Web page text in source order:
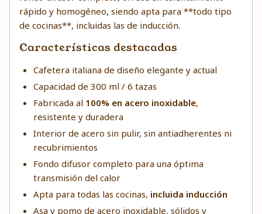
rápido y homogéneo, siendo apta para **todo tipo
de cocinas**, incluidas las de inducción.
Características destacadas
Cafetera italiana de diseño elegante y actual
Capacidad de 300 ml / 6 tazas
Fabricada al 100% en acero inoxidable,
resistente y duradera
Interior de acero sin pulir, sin antiadherentes ni
recubrimientos
Fondo difusor completo para una óptima
transmisión del calor
Apta para todas las cocinas, incluida inducción
Asa y pomo de acero inoxidable, sólidos y